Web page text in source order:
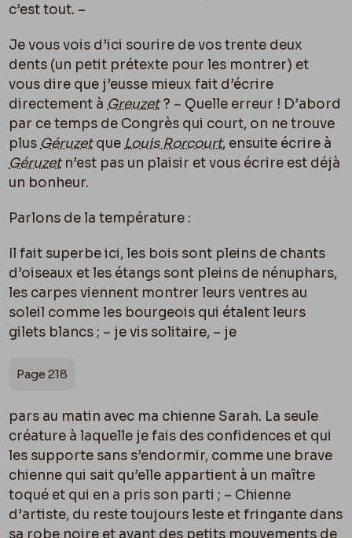
c’est tout. –
Je vous vois d’ici sourire de vos trente deux
dents (un petit prétexte pour les montrer) et
vous dire que j’eusse mieux fait d’écrire
directement à Greuzet? – Quelle erreur ! D’abord
par ce temps de Congrès qui court, on ne trouve
plus Géruzetque Louis Rorcourt, ensuite écrire à
Géruzetn’est pas un plaisir et vous écrire est déjà
un bonheur.
Parlons de la température :
Il fait superbe ici, les bois sont pleins de chants
d’oiseaux et les étangs sont pleins de nénuphars,
les carpes viennent montrer leurs ventres au
soleil comme les bourgeois qui étalent leurs
gilets blancs ; – je vis solitaire, – je
Page 218
pars au matin avec ma chienne Sarah. La seule
créature à laquelle je fais des confidences et qui
les supporte sans s’endormir, comme une brave
chienne qui sait qu’elle appartient à un maître
toqué et qui en a pris son parti ; – Chienne
d’artiste, du reste toujours leste et fringante dans
sa robe noire et ayant des petits mouvements de